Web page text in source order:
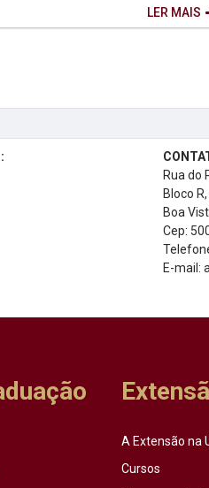
LER MAIS
Rua do
Bloco
Boa
Cep:
E-mail:
A Extensão na
Cursos